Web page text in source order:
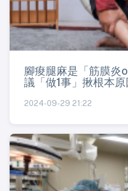
腳痠腿麻是「筋膜
議「做1事」揪根本原
2024-09-29 21:22